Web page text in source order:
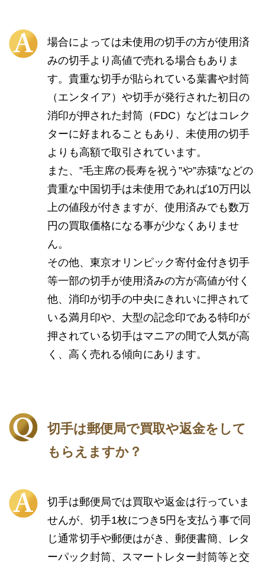
場合によっては未使用の切手の方が使用済
みの切手より高値で売れる場合もありま
す。貴重な切手が貼られている葉書や封筒
（エンタイア）や切手が発行された初日の
消印が押された封筒（FDC）などはコレク
ターに好まれることもあり、未使用の切手
よりも高額で取引されています。
また、”毛主席の長寿を祝う”や”赤猿”などの
貴重な中国切手は未使用であれば10万円以
上の値段が付きますが、使用済みでも数万
円の買取価格になる事が少なくありませ
ん。
その他、東京オリンピック寄付金付き切手
等一部の切手が使用済みの方が高値が付く
他、消印が切手の中央にきれいに押されて
いる満月印や、大型の記念印である特印が
押されている切手はマニアの間で人気が高
く、高く売れる傾向にあります。
切手は郵便局で買取や返金をして
もらえますか？
切手は郵便局では買取や返金は行っていま
せんが、切手1枚につき5円を支払う事で同
じ通常切手や郵便はがき、郵便書簡、レタ
ーパック封筒、スマートレター封筒等と交